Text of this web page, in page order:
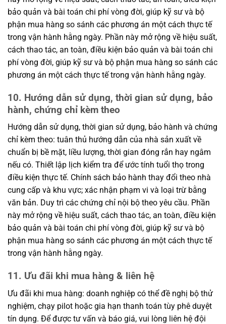
bảo quản và bài toán chi phí vòng đời, giúp kỹ sư và bộ
phận mua hàng so sánh các phương án một cách thực tế
trong vận hành hằng ngày. Phần này mở rộng về hiệu suất,
cách thao tác, an toàn, điều kiện bảo quản và bài toán chi
phí vòng đời, giúp kỹ sư và bộ phận mua hàng so sánh các
phương án một cách thực tế trong vận hành hằng ngày.
10. Hướng dẫn sử dụng, thời gian sử dụng, bảo
hành, chứng chỉ kèm theo
Hướng dẫn sử dụng, thời gian sử dụng, bảo hành và chứng
chỉ kèm theo: tuân thủ hướng dẫn của nhà sản xuất về
chuẩn bị bề mặt, liều lượng, thời gian đóng rắn hay ngâm
nếu có. Thiết lập lịch kiểm tra để ước tính tuổi thọ trong
điều kiện thực tế. Chính sách bảo hành thay đổi theo nhà
cung cấp và khu vực; xác nhận phạm vi và loại trừ bằng
văn bản. Duy trì các chứng chỉ nội bộ theo yêu cầu. Phần
này mở rộng về hiệu suất, cách thao tác, an toàn, điều kiện
bảo quản và bài toán chi phí vòng đời, giúp kỹ sư và bộ
phận mua hàng so sánh các phương án một cách thực tế
trong vận hành hằng ngày.
11. Ưu đãi khi mua hàng & liên hệ
Ưu đãi khi mua hàng: doanh nghiệp có thể đề nghị bộ thử
nghiệm, chạy pilot hoặc gia hạn thanh toán tùy phê duyệt
tín dụng. Để được tư vấn và báo giá, vui lòng liên hệ đội